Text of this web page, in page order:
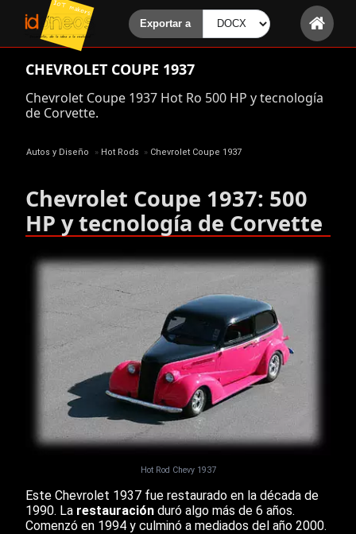
CHEVROLET COUPE 1937
Chevrolet Coupe 1937 Hot Ro 500 HP y tecnología
de Corvette.
Autos y Diseño » Hot Rods » Chevrolet Coupe 1937
Chevrolet Coupe 1937: 500
HP y tecnología de Corvette
Hot Rod Chevy 1937
Este Chevrolet 1937 fue restaurado en la década de
1990. La restauración duró algo más de 6 años.
Comenzó en 1994 y culminó a mediados del año 2000.